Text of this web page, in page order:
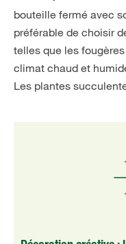
bouteille fermé avec
préférable de choisir
telles que les
climat chaud et
Les plantes